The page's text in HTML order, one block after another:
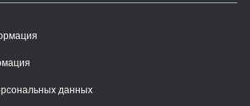
данных